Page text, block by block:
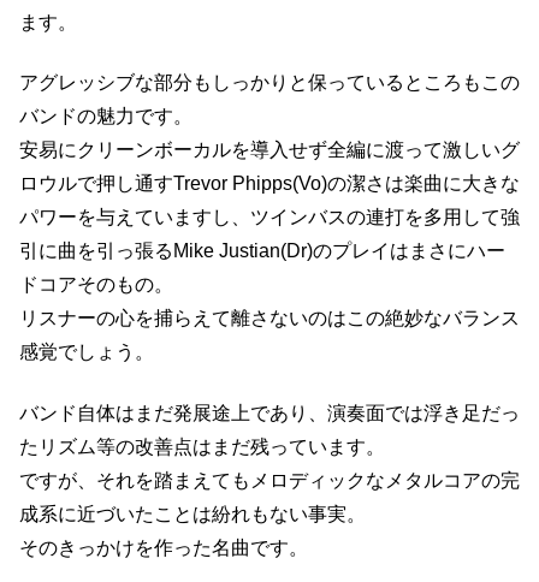
ます。
アグレッシブな部分もしっかりと保っているところもこの
バンドの魅力です。
安易にクリーンボーカルを導入せず全編に渡って激しいグ
ロウルで押し通すTrevor Phipps(Vo)の潔さは楽曲に大きな
パワーを与えていますし、ツインバスの連打を多用して強
引に曲を引っ張るMike Justian(Dr)のプレイはまさにハー
ドコアそのもの。
リスナーの心を捕らえて離さないのはこの絶妙なバランス
感覚でしょう。
バンド自体はまだ発展途上であり、演奏面では浮き足だっ
たリズム等の改善点はまだ残っています。
ですが、それを踏まえてもメロディックなメタルコアの完
成系に近づいたことは紛れもない事実。
そのきっかけを作った名曲です。